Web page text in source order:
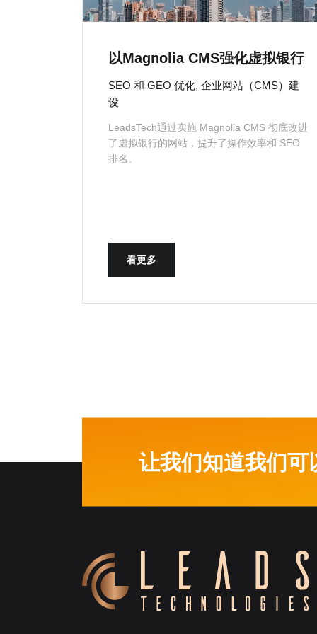
以Magnolia CMS强化虚拟银行
SEO 和 GEO 优化, 企业网站（CMS）建
设
LeadsTech通过实施 Magnolia CMS 彻底改进
了虚拟银行的网站，提升了操作效率和 SEO
排名。
看更多
让我们知道我们可